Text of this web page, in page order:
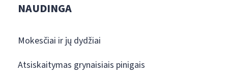
NAUDINGA
Mokesčiai ir jų dydžiai
Atsiskaitymas grynaisiais pinigais